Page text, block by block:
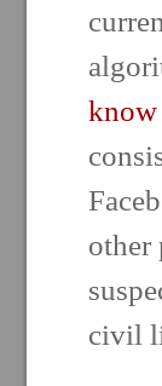
know
other
civil